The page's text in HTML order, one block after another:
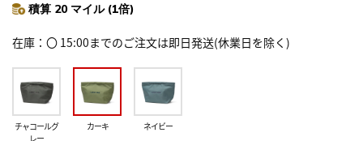
積算 20 マイル (1倍)
在庫 〇 15:00までのご注文は即日発送(休業日を除く)
チャコールグ
レー
カーキ ネイビー